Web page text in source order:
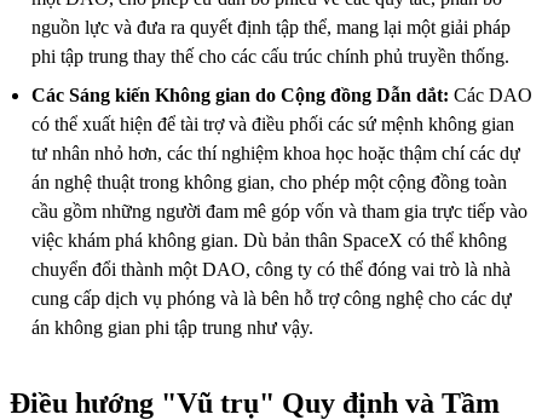
nguồn lực và đưa ra quyết định tập thể, mang lại một giải pháp
phi tập trung thay thế cho các cấu trúc chính phủ truyền thống.
Các Sáng kiến Không gian do Cộng đồng Dẫn dắt: Các DAO
có thể xuất hiện để tài trợ và điều phối các sứ mệnh không gian
tư nhân nhỏ hơn, các thí nghiệm khoa học hoặc thậm chí các dự
án nghệ thuật trong không gian, cho phép một cộng đồng toàn
cầu gồm những người đam mê góp vốn và tham gia trực tiếp vào
việc khám phá không gian. Dù bản thân SpaceX có thể không
chuyển đổi thành một DAO, công ty có thể đóng vai trò là nhà
cung cấp dịch vụ phóng và là bên hỗ trợ công nghệ cho các dự
án không gian phi tập trung như vậy.
Điều hướng "Vũ trụ" Quy định và Tầm